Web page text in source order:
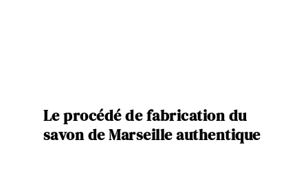
Le procédé de fabrication du
savon de Marseille authentique